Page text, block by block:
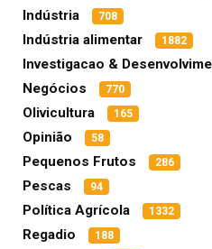
Indústria 708
Indústria alimentar 1882
Investigacao &
Negócios 770
Olivicultura 165
Opinião 58
Pequenos Frutos 286
Pescas 94
Política Agrícola 1332
Regadio 188